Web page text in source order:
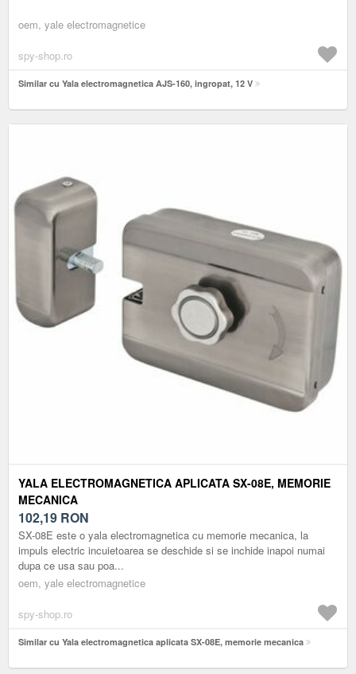
oem, yale electromagnetice
spy-shop.ro
Similar cu Yala electromagnetica AJS-160, ingropat, 12 V
YALA ELECTROMAGNETICA APLICATA SX-08E, MEMORIE
MECANICA
102,19 RON
SX-08E este o yala electromagnetica cu memorie mecanica, la
impuls electric incuietoarea se deschide si se inchide inapoi numai
dupa ce usa sau poa...
oem, yale electromagnetice
spy-shop.ro
Similar cu Yala electromagnetica aplicata SX-08E, memorie mecanica